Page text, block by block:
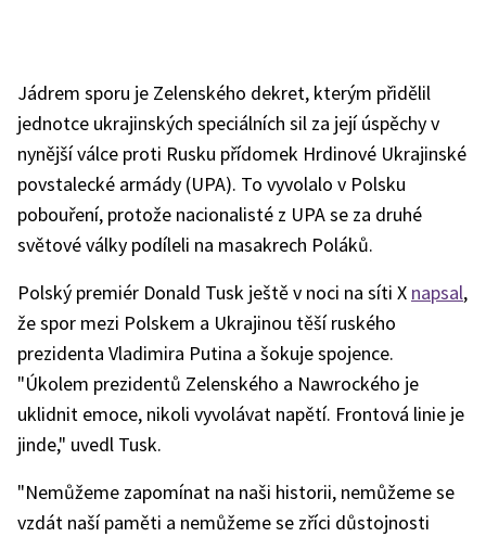
Jádrem sporu je Zelenského dekret, kterým přidělil
jednotce ukrajinských speciálních sil za její úspěchy v
nynější válce proti Rusku přídomek Hrdinové Ukrajinské
povstalecké armády (UPA). To vyvolalo v Polsku
pobouření, protože nacionalisté z UPA se za druhé
světové války podíleli na masakrech Poláků.
Polský premiér Donald Tusk ještě v noci na síti X napsal,
že spor mezi Polskem a Ukrajinou těší ruského
prezidenta Vladimira Putina a šokuje spojence.
"Úkolem prezidentů Zelenského a Nawrockého je
uklidnit emoce, nikoli vyvolávat napětí. Frontová linie je
jinde," uvedl Tusk.
"Nemůžeme zapomínat na naši historii, nemůžeme se
vzdát naší paměti a nemůžeme se zříci důstojnosti